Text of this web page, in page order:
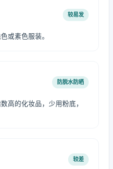
较易发
或素色服装。
防脱水防晒
高的化妆品，少用粉底，
较差